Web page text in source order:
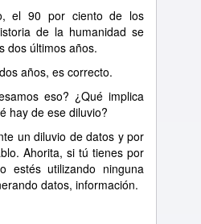
el 90 por ciento de los
de la humanidad se
dos últimos años.
años, es correcto.
eso? ¿Qué implica
hay de ese diluvio?
un diluvio de datos y por
Ahorita, si tú tienes por
estés utilizando ninguna
datos, información.